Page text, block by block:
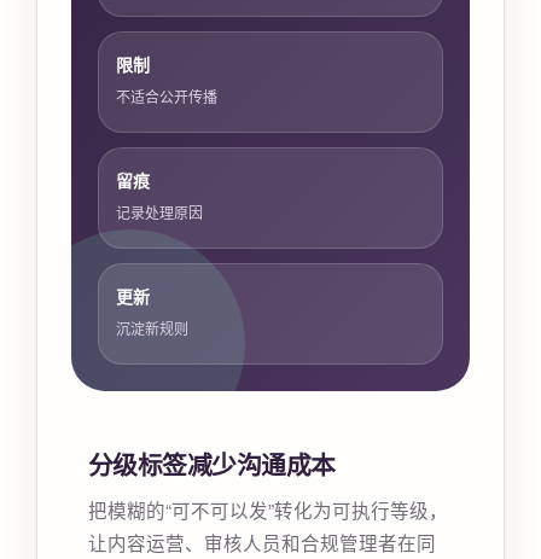
限制
不适合公开传播
留痕
记录处理原因
更新
沉淀新规则
分级标签减少沟通成本
把模糊的“可不可以发”转化为可执行等级，
让内容运营、审核人员和合规管理者在同